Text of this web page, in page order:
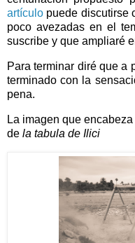
artículo puede discutirse
poco avezadas en el
suscribe y que ampliaré
Para terminar diré que a
terminado con la
pena.
La imagen que
de la tabula de Ilici